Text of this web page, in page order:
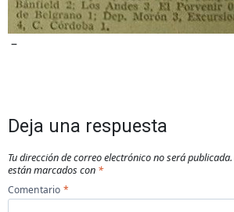
–
Deja una respuesta
Tu dirección de correo electrónico no será publicada.
están marcados con *
Comentario *